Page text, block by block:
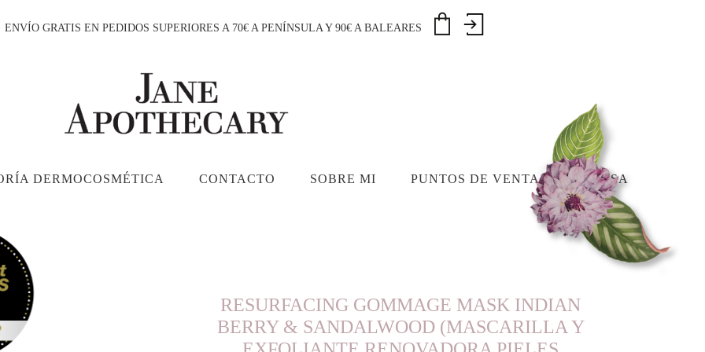
ENVÍO GRATIS EN PEDIDOS SUPERIORES A 70€ A PENÍNSULA Y 90€ A BALEARES
DERMOCOSMÉTICA CONTACTO SOBRE MI PUNTOS DE VENTA PRENSA
RESURFACING GOMMAGE MASK INDIAN
BERRY & SANDALWOOD (MASCARILLA Y